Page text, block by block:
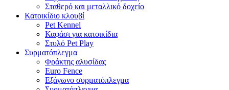
Σταθερό και μεταλλικό δοχείο
Κατοικίδιο κλουβί
Pet Kennel
Καφάσι για κατοικίδια
Στυλό Pet Play
Συρματόπλεγμα
Φράκτης αλυσίδας
Euro Fence
Εξάγωνο συρματόπλεγμα